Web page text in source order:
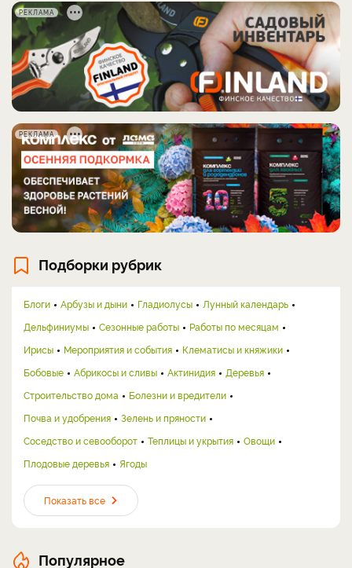
РЕКЛАМА
РЕКЛАМА
Подборки рубрик
Блоги Арбузы и дыни Гладиолусы
Лунный календарь
Дельфиниумы
Сезонные работы
Работы по месяцам
Ирисы
Мероприятия и события
Клематисы и княжики
Бобовые
Абрикосы и сливы Актинидия
Деревья
Строительство дома
Болезни и вредители
Почва и удобрения
Зелень и пряности
Соседство и севооборот
Теплицы и укрытия
Овощи
Плодовые деревья
Ягоды
Показать все
Популярное